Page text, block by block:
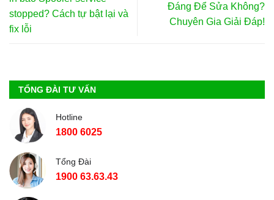
stopped? Cách tự bật lại và
fix lỗi
Đáng Để Sửa Không?
Chuyên Gia Giải Đáp!
TỔNG ĐÀI TƯ VẤN
Hotline
1800 6025
Tổng Đài
1900 63.63.43